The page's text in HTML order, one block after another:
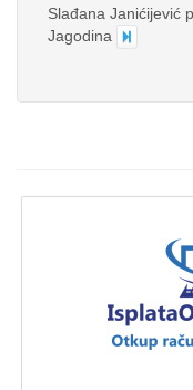
Slađana Janićijević
Jagodina